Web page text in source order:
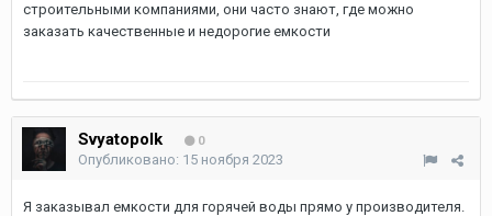
строительными компаниями, они часто знают, где можно
заказать качественные и недорогие емкости
Svyatopolk 0
Опубликовано: 15 ноября 2023
Я заказывал емкости для горячей воды прямо у производителя.